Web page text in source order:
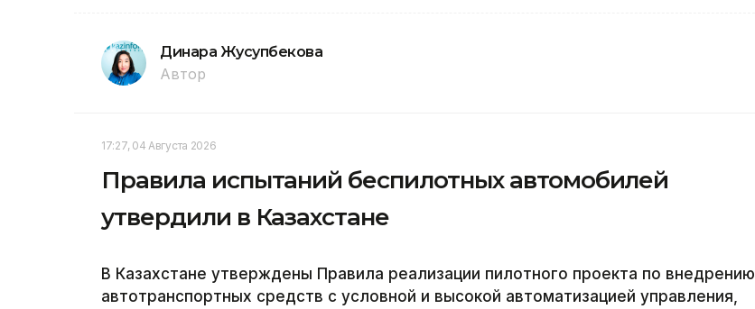
Динара Жусупбекова
Автор
17:27, 04 Августа 2026
Правила испытаний беспилотных автомобилей
утвердили в Казахстане
В Казахстане утверждены Правила реализации пилотного проекта по внедрению
автотранспортных средств с условной и высокой автоматизацией управления,